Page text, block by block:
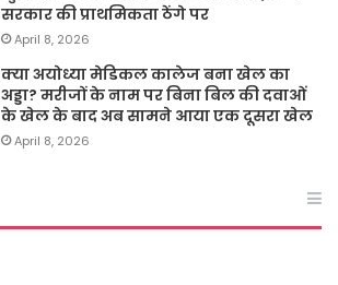
सरकार की प्राथमिकता ठेंगे पर
April 8, 2026
क्या अयोध्या मेडिकल कालेज बना खेल का
अड्डा? मरीजों के नाम पर बिना बिल की दवाओं
के खेल के बाद अब सामने आया एक दूसरा खेल
April 8, 2026